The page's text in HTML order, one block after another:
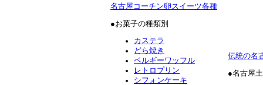
名古屋コーチン卵スイーツ各種
●お菓子の種類別
カステラ
どら焼き
ベルギーワッフル
レトロプリン
シフォンケーキ
伝統の名
●名古屋